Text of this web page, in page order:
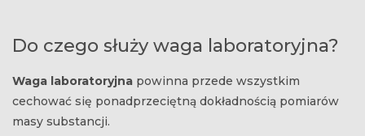
Do czego służy waga laboratoryjna?
Waga laboratoryjna powinna przede wszystkim
cechować się ponadprzeciętną dokładnością pomiarów
masy substancji.